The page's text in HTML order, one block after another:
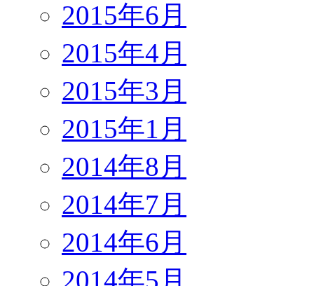
2015年6月
2015年4月
2015年3月
2015年1月
2014年8月
2014年7月
2014年6月
2014年5月